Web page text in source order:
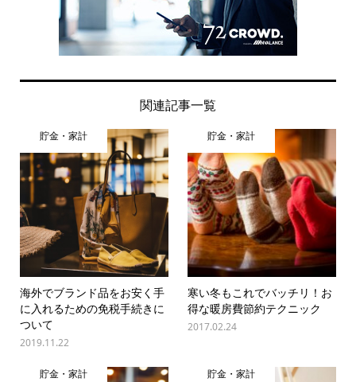
関連記事一覧
貯金・家計
海外でブランド品をお安く手
に入れるための免税手続きに
ついて
2019.11.22
貯金・家計
寒い冬もこれでバッチリ！お
得な暖房費節約テクニック
2017.02.24
貯金・家計 貯金・家計